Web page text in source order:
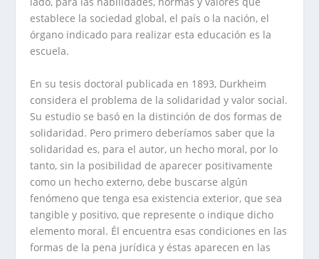
establece la sociedad global, el país o la nación, el
órgano indicado para realizar esta educación es la
escuela.
En su tesis doctoral publicada en 1893, Durkheim
considera el problema de la solidaridad y valor social.
Su estudio se basó en la distinción de dos formas de
solidaridad. Pero primero deberíamos saber que la
solidaridad es, para el autor, un hecho moral, por lo
tanto, sin la posibilidad de aparecer positivamente
como un hecho externo, debe buscarse algún
fenómeno que tenga esa existencia exterior, que sea
tangible y positivo, que represente o indique dicho
elemento moral. Él encuentra esas condiciones en las
formas de la pena jurídica y éstas aparecen en las